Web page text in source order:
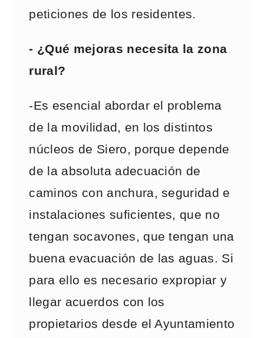
peticiones de los residentes.
- ¿Qué mejoras necesita la zona
rural?
-Es esencial abordar el problema
de la movilidad, en los distintos
núcleos de Siero, porque depende
de la absoluta adecuación de
caminos con anchura, seguridad e
instalaciones suficientes, que no
tengan socavones, que tengan una
buena evacuación de las aguas. Si
para ello es necesario expropiar y
llegar acuerdos con los
propietarios desde el Ayuntamiento